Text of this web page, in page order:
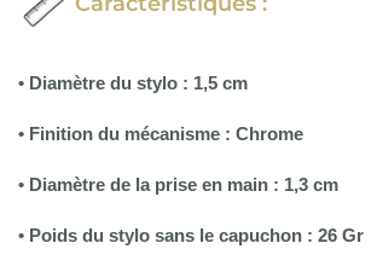
• Diamètre du stylo : 1,5 cm
• Finition du mécanisme : Chrome
• Diamètre de la prise en main : 1,3 cm
• Poids du stylo sans le capuchon : 26 Gr